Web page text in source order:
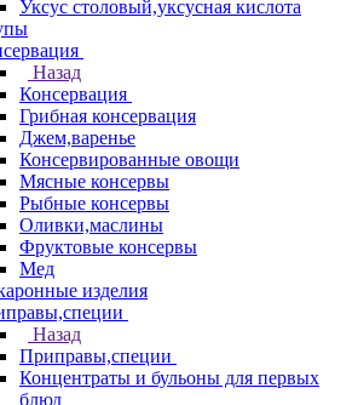
Уксус столовый,уксусная кислота
Назад
Консервация
Грибная консервация
Джем,варенье
Консервированные овощи
Мясные консервы
Рыбные консервы
Оливки,маслины
Фруктовые консервы
Мед
изделия
Назад
Приправы,специи
Концентраты и бульоны для первых
блюд